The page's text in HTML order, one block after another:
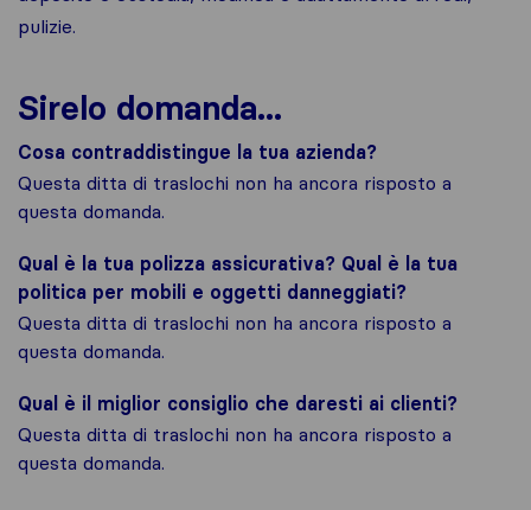
pulizie.
Sirelo domanda...
Cosa contraddistingue la tua azienda?
Questa ditta di traslochi non ha ancora risposto a
questa domanda.
Qual è la tua polizza assicurativa? Qual è la tua
politica per mobili e oggetti danneggiati?
Questa ditta di traslochi non ha ancora risposto a
questa domanda.
Qual è il miglior consiglio che daresti ai clienti?
Questa ditta di traslochi non ha ancora risposto a
questa domanda.